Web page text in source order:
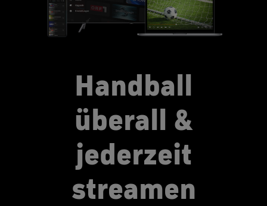
Handball
überall &
jederzeit
streamen